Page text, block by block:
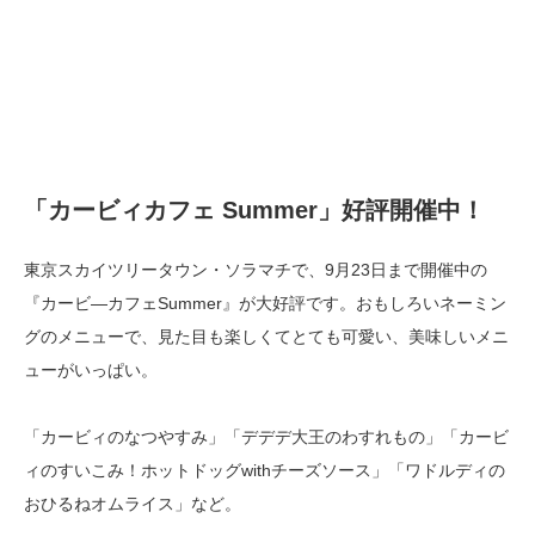
「カービィカフェ Summer 」好評開催中！
東京スカイツリータウン・ソラマチで、9月23日まで開催中の
『カービ―カフェSummer』が大好評です。おもしろいネーミン
グのメニューで、見た目も楽しくてとても可愛い、美味しいメニ
ューがいっぱい。
「カービィのなつやすみ」「デデデ大王のわすれもの」「カービ
ィのすいこみ！ホットドッグwithチーズソース」「ワドルディの
おひるねオムライス」など。